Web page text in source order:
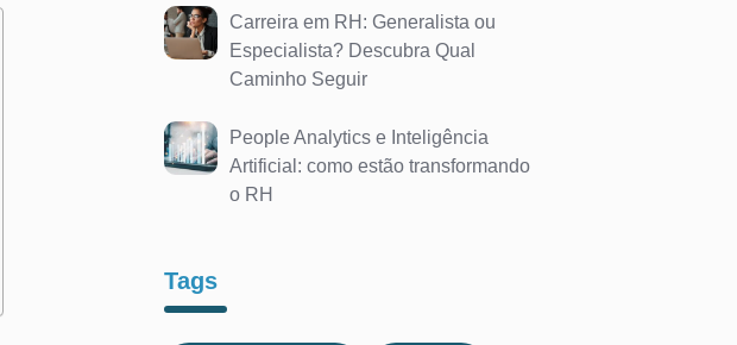
Carreira em RH: Generalista ou
Especialista? Descubra Qual
Caminho Seguir
People Analytics e Inteligência
Artificial: como estão transformando
o RH
Tags